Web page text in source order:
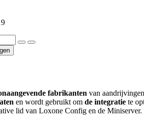
fabrikanten van
en wordt gebruikt om de integratie te
lid van Loxone Config en de Miniserver.